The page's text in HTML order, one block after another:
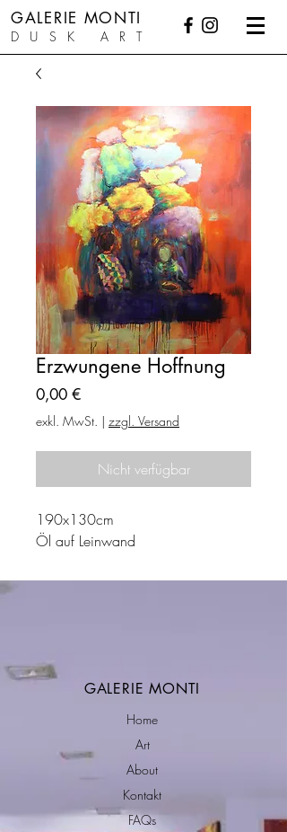
GALERIE MONTI
DUSK ART
Erzwungene Hoffnung
0,00 €Preis
exkl. MwSt. | zzgl. Versand
Nicht verfügbar
190x130cm
Öl auf Leinwand
GALERIE MONTI
Home
Art
About
Kontakt
FAQs